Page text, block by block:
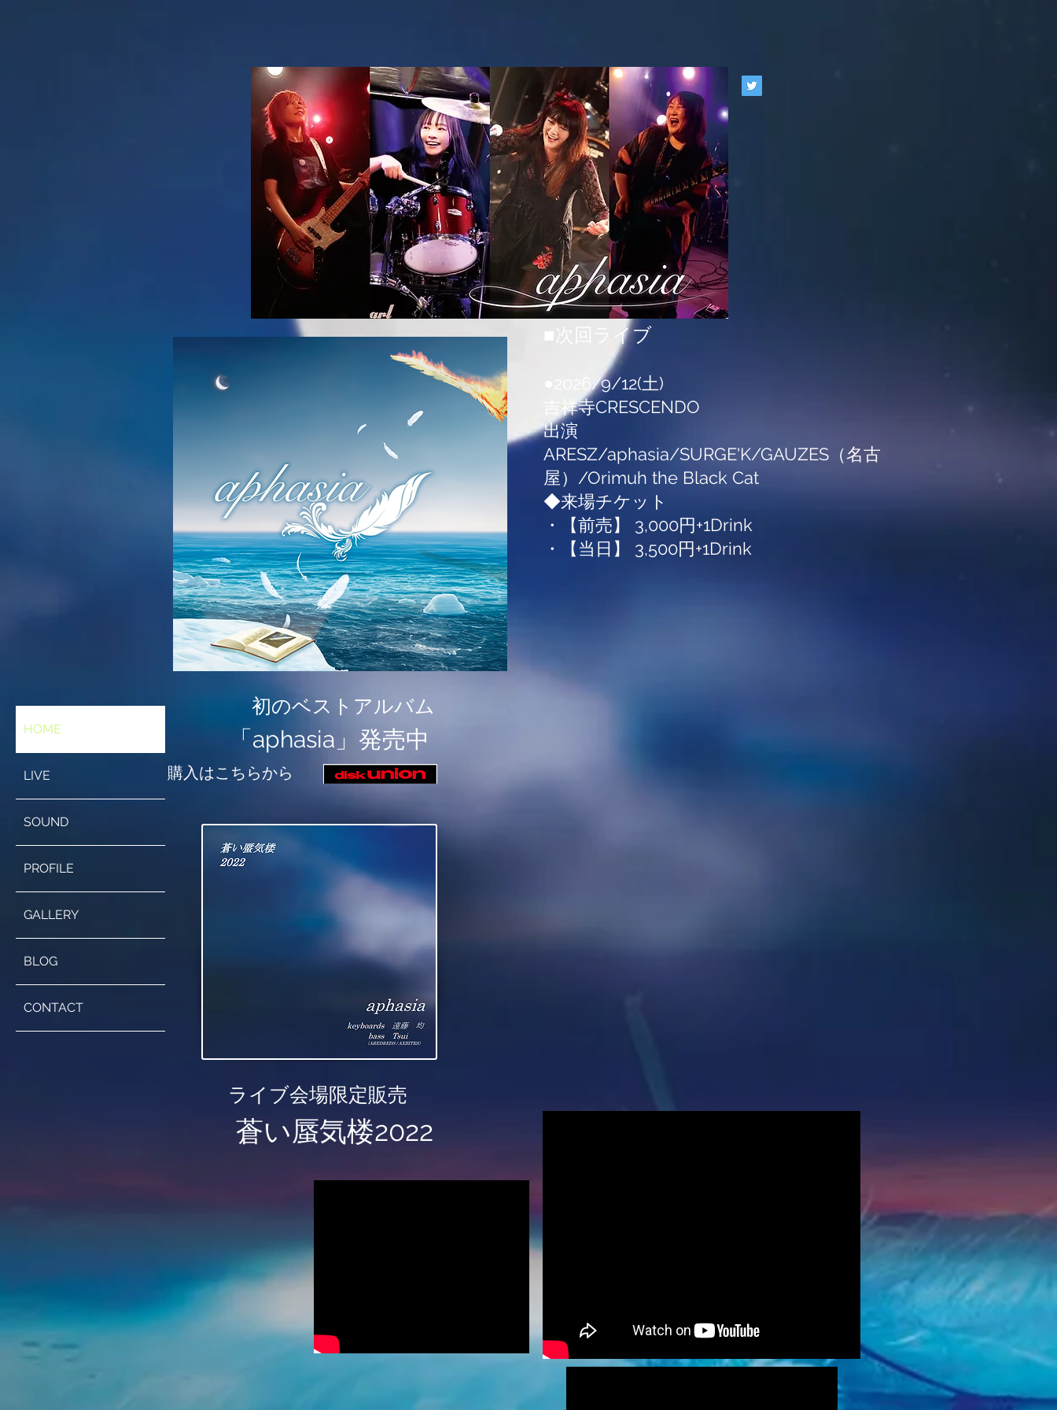
HOME
LIVE
SOUND
PROFILE
GALLERY
BLOG
CONTACT
■次回ライブ
●2026/9/12(土)
吉祥寺CRESCENDO
出演
​ARESZ/aphasia/SURGE'K/GAUZES（名古
屋）/Orimuh the Black Cat
◆来場チケット
・【前売】 3,000円+1Drink
・【当日】 3,500円+1Drink​
初のベストアルバム
「aphasia」 発売中
​購入はこちらから
ライブ会場限定販売
蒼い蜃気楼2022